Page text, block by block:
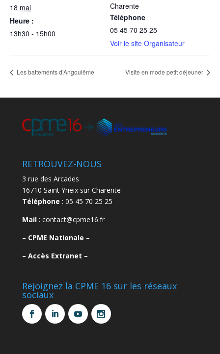
18 mai
Heure :
13h30 - 15h00
Charente
Téléphone
05 45 70 25 25
Voir le site Organisateur
Les battements d’Angoulême Visite en mode petit déjeuner
RETROUVEZ-NOUS
3 rue des Arcades
16710 Saint Yrieix sur Charente
Téléphone : 05 45 70 25 25
Mail: contact@cpme16.fr
– CPME Nationale –
– Accès Extranet –
Rejoignez la CPME 16 sur les réseaux
sociaux